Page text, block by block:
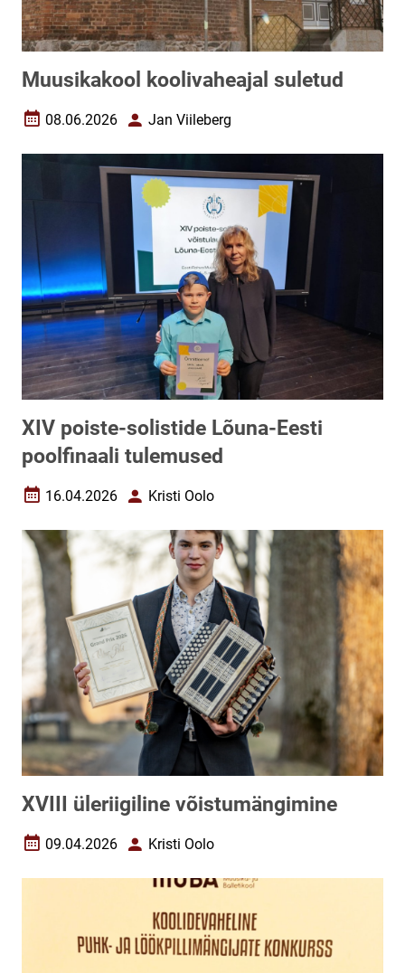
Muusikakool koolivaheajal suletud
Loomise kuupäev
08.06.2026 AutorJan Viileberg
XIV poiste-solistide Lõuna-Eesti
poolfinaali tulemused
Loomise kuupäev
16.04.2026 AutorKristi Oolo
XVIII üleriigiline võistumängimine
Loomise kuupäev
09.04.2026 AutorKristi Oolo